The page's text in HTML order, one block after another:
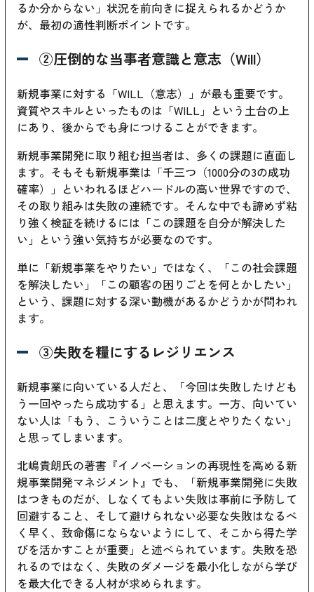
るか分からない」状況を前向きに捉えられるかどうか
が、最初の適性判断ポイントです。
②圧倒的な当事者意識と意志（Will）
新規事業に対する「WILL（意志）」が最も重要です。
資質やスキルといったものは「WILL」という土台の上
にあり、後からでも身につけることができます。
新規事業開発に取り組む担当者は、多くの課題に直面し
ます。そもそも新規事業は「千三つ（1000分の3の成功
確率）」といわれるほどハードルの高い世界ですので、
その取り組みは失敗の連続です。そんな中でも諦めず粘
り強く検証を続けるには「この課題を自分が解決した
い」という強い気持ちが必要なのです。
単に「新規事業をやりたい」ではなく、「この社会課題
を解決したい」「この顧客の困りごとを何とかしたい」
という、課題に対する深い動機があるかどうかが問われ
ます。
③失敗を糧にするレジリエンス
新規事業に向いている人だと、「今回は失敗したけども
う一回やったら成功する」と思えます。一方、向いてい
ない人は「もう、こういうことは二度とやりたくない」
と思ってしまいます。
北嶋貴朗氏の著書『イノベーションの再現性を高める新
規事業開発マネジメント』でも、「新規事業開発に失敗
はつきものだが、しなくてもよい失敗は事前に予防して
回避すること、そして避けられない必要な失敗はなるべ
く早く、致命傷にならないようにして、そこから得た学
びを活かすことが重要」と述べられています。失敗を恐
れるのではなく、失敗のダメージを最小化しながら学び
を最大化できる人材が求められます。